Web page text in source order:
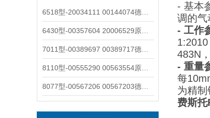
- 基本
调的气
- 工作
483N
- 重量
每
为精
费斯